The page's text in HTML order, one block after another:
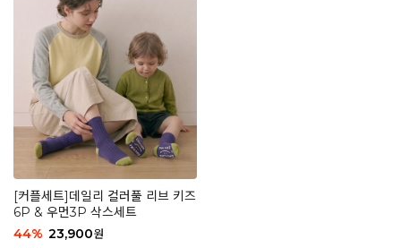
[커플세트]데일리 컬러풀 리브 키즈
6P & 우먼3P 삭스세트
44% 23,900원